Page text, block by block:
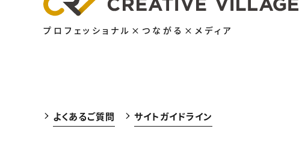
プロフェッショナル×つながる×メディア
よくあるご質問 サイトガイドライン